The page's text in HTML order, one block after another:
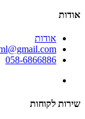
אודות
אודות
058-6866886
שירות לקוחות